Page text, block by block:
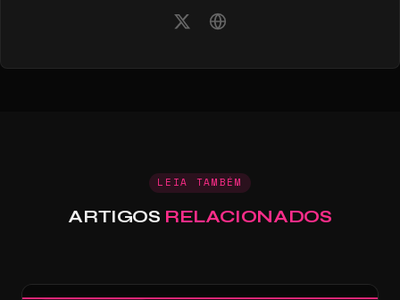
LEIA TAMBÉM
ARTIGOS RELACIONADOS